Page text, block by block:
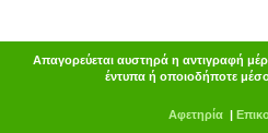
Απαγορεύεται αυστηρά η αντιγραφή
έντυπα ή οποιοδήποτε
Αφετηρία|